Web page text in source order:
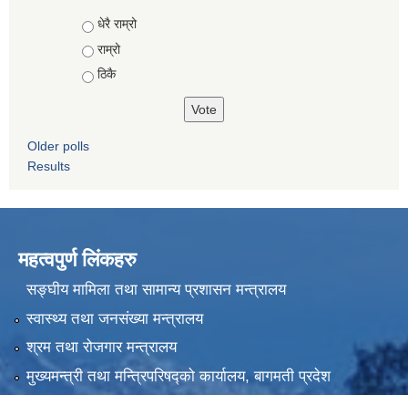
Choices
धेरै राम्रो
राम्रो
ठिकै
Older polls
Results
महत्वपुर्ण लिंकहरु
सङ्घीय मामिला तथा सामान्य प्रशासन मन्त्रालय
स्वास्थ्य तथा जनसंख्या मन्त्रालय
श्रम तथा रोजगार मन्त्रालय
मुख्यमन्त्री तथा मन्त्रिपरिषद्को कार्यालय, बागमती प्रदेश